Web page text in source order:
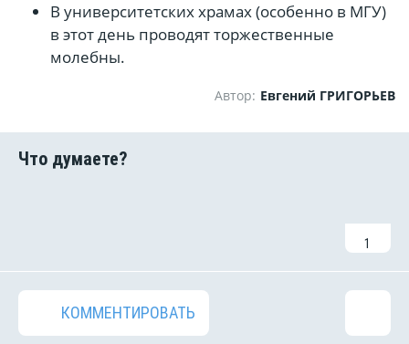
В университетских храмах (особенно в МГУ)
в этот день проводят торжественные
молебны.
Автор: Евгений ГРИГОРЬЕВ
1
КОММЕНТИРОВАТЬ